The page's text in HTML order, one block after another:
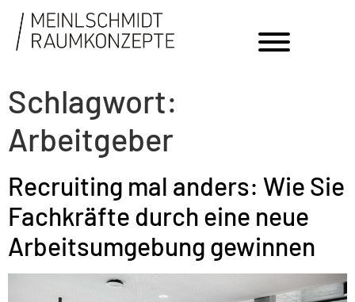
Schlagwort:
Arbeitgeber
Recruiting mal anders: Wie Sie
Fachkräfte durch eine neue
Arbeitsumgebung gewinnen